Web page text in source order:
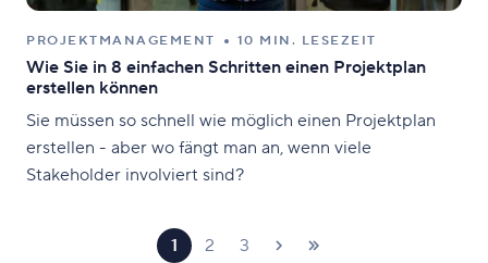
PROJEKTMANAGEMENT 10 MIN. LESEZEIT
Wie Sie in 8 einfachen Schritten einen Projektplan
erstellen können
Sie müssen so schnell wie möglich einen Projektplan
erstellen - aber wo fängt man an, wenn viele
Stakeholder involviert sind?
1 2 3